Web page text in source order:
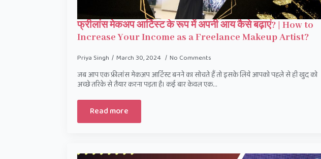
फ्रीलांस मेकअप आर्टिस्ट के रूप में अपनी आय कैसे बढ़ाएं? | How to
Increase Your Income as a Freelance Makeup Artist?
Priya Singh March 30, 2024 No Comments
जब आप एक फ्रीलांस मेकअप आर्टिस्ट बनने का सोचते हैं तो इसके लिये आपको पहले से ही खुद को
अच्छे तरिके से तैयार करना पड़ता है। कई बार केवल एक…
Read more